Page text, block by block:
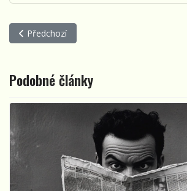
Předchozí článek: Porta překročila Práh
Předchozí
Podobné články